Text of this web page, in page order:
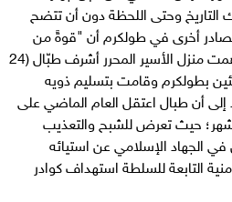
التاريخ وحتى اللحظة دون أن تتضح
أخرى في طولكرم أن "قوةً من
جهاز الاستخبارات العسكرية داهمت منزل الأسير المحرر أشرف طبّال (24
بطولكرم وقامت بتسليم ذويه
إلى أن طبال اعتقل العام الماضي على
أمن السلطة لمدة 6 أشهر؛ حيث تعرض للشبح والتعذيب
الجهاد الإسلامي عن استيائه
التابعة للسلطة استهداف كوادر